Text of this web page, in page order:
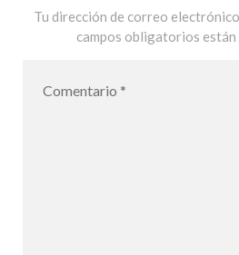
Tu dirección de correo
campos obligatorios están